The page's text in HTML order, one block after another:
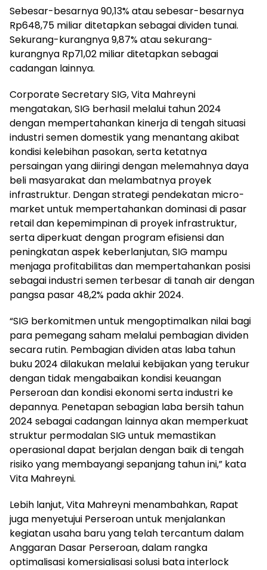
Sebesar-besarnya 90,13% atau sebesar-besarnya
Rp648,75 miliar ditetapkan sebagai dividen tunai.
Sekurang-kurangnya 9,87% atau sekurang-
kurangnya Rp71,02 miliar ditetapkan sebagai
cadangan lainnya.
Corporate Secretary SIG, Vita Mahreyni
mengatakan, SIG berhasil melalui tahun 2024
dengan mempertahankan kinerja di tengah situasi
industri semen domestik yang menantang akibat
kondisi kelebihan pasokan, serta ketatnya
persaingan yang diiringi dengan melemahnya daya
beli masyarakat dan melambatnya proyek
infrastruktur. Dengan strategi pendekatan micro-
market untuk mempertahankan dominasi di pasar
retail dan kepemimpinan di proyek infrastruktur,
serta diperkuat dengan program efisiensi dan
peningkatan aspek keberlanjutan, SIG mampu
menjaga profitabilitas dan mempertahankan posisi
sebagai industri semen terbesar di tanah air dengan
pangsa pasar 48,2% pada akhir 2024.
“SIG berkomitmen untuk mengoptimalkan nilai bagi
para pemegang saham melalui pembagian dividen
secara rutin. Pembagian dividen atas laba tahun
buku 2024 dilakukan melalui kebijakan yang terukur
dengan tidak mengabaikan kondisi keuangan
Perseroan dan kondisi ekonomi serta industri ke
depannya. Penetapan sebagian laba bersih tahun
2024 sebagai cadangan lainnya akan memperkuat
struktur permodalan SIG untuk memastikan
operasional dapat berjalan dengan baik di tengah
risiko yang membayangi sepanjang tahun ini,” kata
Vita Mahreyni.
Lebih lanjut, Vita Mahreyni menambahkan, Rapat
juga menyetujui Perseroan untuk menjalankan
kegiatan usaha baru yang telah tercantum dalam
Anggaran Dasar Perseroan, dalam rangka
optimalisasi komersialisasi solusi bata interlock